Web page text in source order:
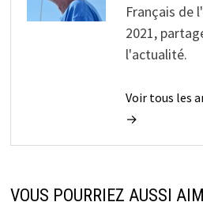
Français de
2021,
l'actualité.
Voir tous les
→
VOUS POURRIEZ AUSSI